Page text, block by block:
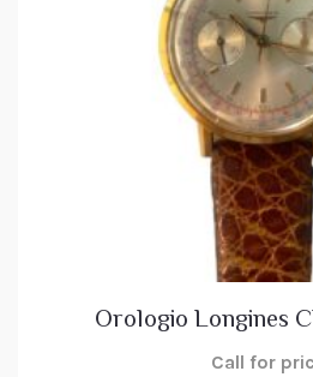
Orologio Longines
Call for